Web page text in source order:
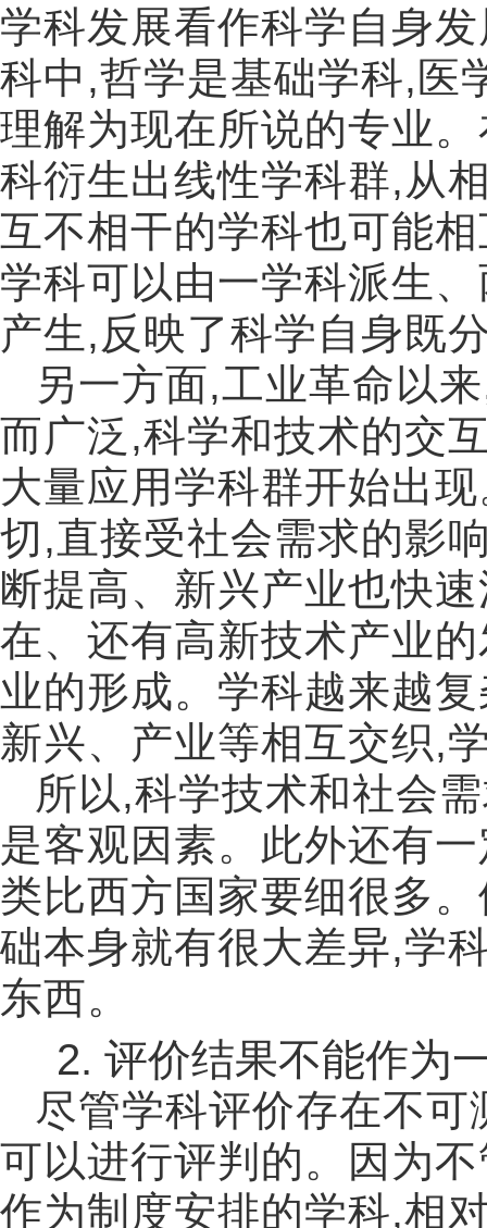
学科发展看作科学自身
科中 ,哲学是基础学科, 医
理解为现在所说的专业
科衍生出线性学科群,从
互不相干的学科也可能
学科可以由一学科派生
产生, 反映了科学自身既
另一方面,工业革命以来
而广泛 ,科学和技术的交
大量应用学科群开始出
切,直接受社会需求的影
断提高、新兴产业也快
在、还有高新技术产业
业的形成。学科越来越
新兴、产业等相互交织,
所以,科学技术和社会
是客观因素。此外还有
类比西方国家要细很多
础本身就有很大差异,学
东西。
2. 评价结果不能作为
尽管学科评价存在不
可以进行评判的。因为
作为制度安排的学科,相